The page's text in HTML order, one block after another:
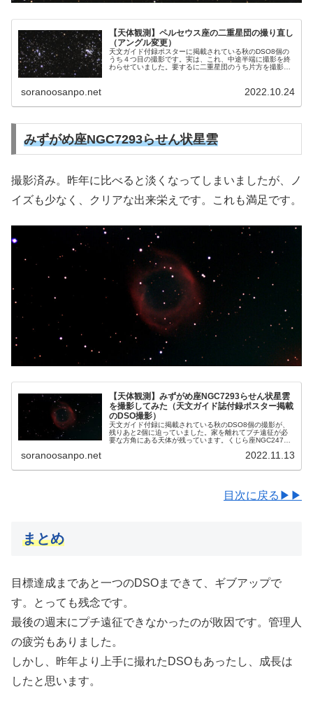
【天体観測】ペルセウス座の二重星団の撮り直し
（アングル変更）
天文ガイド付録ポスターに掲載されている秋のDSO8個の
うち４つ目の撮影です。実は、これ、中途半端に撮影を終
わらせていました。要するに二重星団のうち片方を撮影し
soranoosanpo.net 2022.10.24
みずがめ座NGC7293らせん状星雲
撮影済み。昨年に比べると淡くなってしまいましたが、ノ
イズも少なく、クリアな出来栄えです。これも満足です。
【天体観測】みずがめ座NGC7293らせん状星雲
を撮影してみた（天文ガイド誌付録ポスター掲載
のDSO撮影）
天文ガイド付録に掲載されている秋のDSO8個の撮影が、
残りあと2個に迫っていました。家を離れてプチ遠征が必
要な方角にある天体が残っています。くじら座NGC247
soranoosanpo.net 2022.11.13
目次に戻る▶▶
まとめ
目標達成まであと一つのDSOまできて、ギブアップで
す。とっても残念です。
最後の週末にプチ遠征できなかったのが敗因です。管理人
の疲労もありました。
しかし、昨年より上手に撮れたDSOもあったし、成長は
したと思います。